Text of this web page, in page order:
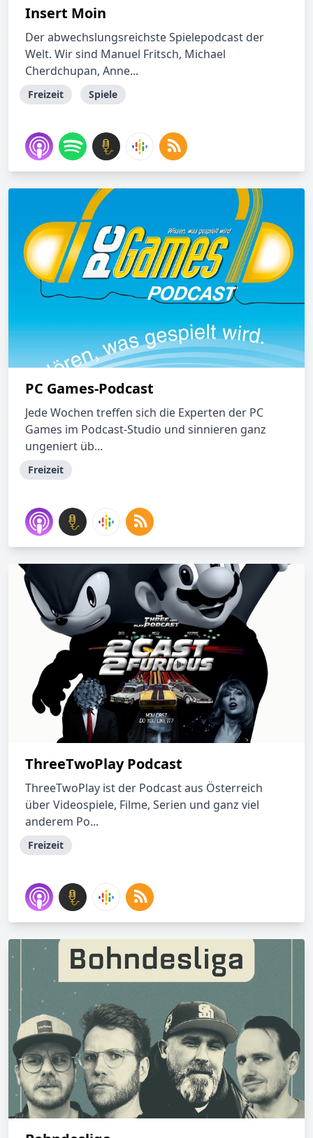
Insert Moin
Der abwechslungsreichste Spielepodcast der
Welt. Wir sind Manuel Fritsch, Michael
Cherdchupan, Anne...
Freizeit Spiele
PC Games-Podcast
Jede Wochen treffen sich die Experten der PC
Games im Podcast-Studio und sinnieren ganz
ungeniert üb...
Freizeit
ThreeTwoPlay Podcast
ThreeTwoPlay ist der Podcast aus Österreich
über Videospiele, Filme, Serien und ganz viel
anderem Po...
Freizeit